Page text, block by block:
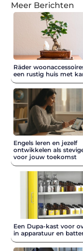
Meer Berichten
Räder
een rustig huis met
Engels leren en jezelf
ontwikkelen als
voor jouw toekomst
Een Dupa-kast voor
in apparatuur en